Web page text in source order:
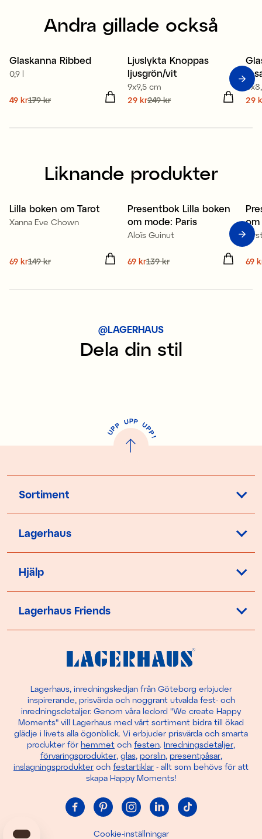
Andra gillade också
Sale
Glaskanna Ribbed
0,9 l
Nuvarande pris
49 kr179 kr
Sale
Ljuslykta Knoppas
ljusgrön/vit
9x9,5 cm
Nuvarande pris
29 kr249 kr 29
Liknande produkter
Sale
Lilla boken om Tarot
Xanna Eve Chown
Nuvarande pris
69 kr149 kr
Sale
Presentbok Lilla boken
om mode: Paris
Aloïs Guinut
Nuvarande pris
69 kr139 kr
om
69
@LAGERHAUS
Dela din stil
U
P
P UPP UP
P
!
Sortiment
Lagerhaus
Hjälp
Lagerhaus Friends
Lagerhaus, inredningskedjan från Göteborg erbjuder
inspirerande, prisvärda och noggrant utvalda fest- och
inredningsdetaljer. Genom våra ledord "We create Happy
Moments" vill Lagerhaus med vårt sortiment bidra till ökad
glädje i livets alla ögonblick. Vi erbjuder prisvärda och smarta
produkter för hemmet och festen. Inredningsdetaljer,
förvaringsprodukter, glas, porslin, presentpåsar,
inslagningsprodukter och festartiklar - allt som behövs för att
skapa Happy Moments!
Cookie-inställningar